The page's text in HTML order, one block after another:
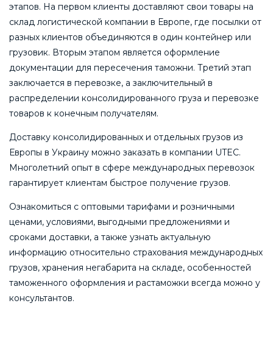
этапов. На первом клиенты доставляют свои товары на
склад логистической компании в Европе, где посылки от
разных клиентов объединяются в один контейнер или
грузовик. Вторым этапом является оформление
документации для пересечения таможни. Третий этап
заключается в перевозке, а заключительный в
распределении консолидированного груза и перевозке
товаров к конечным получателям.
Доставку консолидированных и отдельных грузов из
Европы в Украину можно заказать в компании UTEC.
Многолетний опыт в сфере международных перевозок
гарантирует клиентам быстрое получение грузов.
Ознакомиться с оптовыми тарифами и розничными
ценами, условиями, выгодными предложениями и
сроками доставки, а также узнать актуальную
информацию относительно страхования международных
грузов, хранения негабарита на складе, особенностей
таможенного оформления и растаможки всегда можно у
консультантов.